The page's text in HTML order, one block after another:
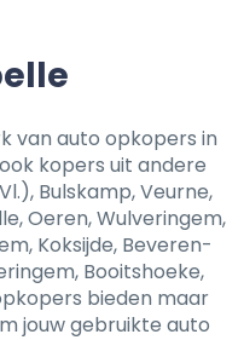
van auto opkopers in
kopers uit andere
Bulskamp, Veurne,
Oeren, Wulveringem,
Koksijde, Beveren-
Booitshoeke,
bieden maar
jouw gebruikte auto